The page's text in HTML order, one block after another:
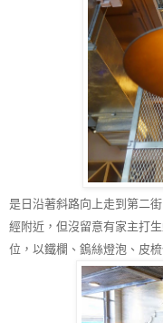
是日沿著斜路向上走到第二
經附近 ， 但沒留意有家主打
位，以鐵欄、鎢絲燈泡、皮